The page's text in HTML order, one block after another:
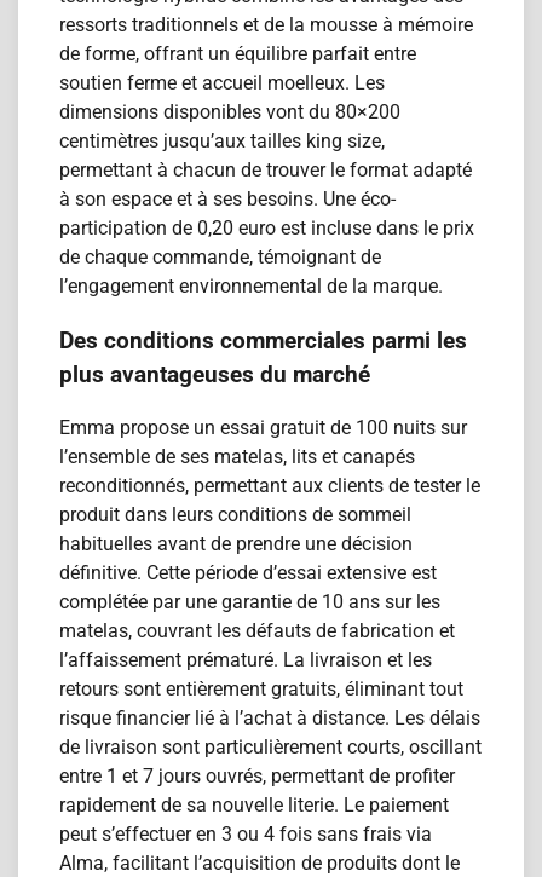
ressorts traditionnels et de la mousse à mémoire
de forme, offrant un équilibre parfait entre
soutien ferme et accueil moelleux. Les
dimensions disponibles vont du 80×200
centimètres jusqu’aux tailles king size,
permettant à chacun de trouver le format adapté
à son espace et à ses besoins. Une éco-
participation de 0,20 euro est incluse dans le prix
de chaque commande, témoignant de
l’engagement environnemental de la marque.
Des conditions commerciales parmi les
plus avantageuses du marché
Emma propose un essai gratuit de 100 nuits sur
l’ensemble de ses matelas, lits et canapés
reconditionn​és, permettant aux clients de tester le
produit dans leurs conditions de sommeil
habituelles avant de prendre une décision
définitive. Cette période d’essai extensive est
complétée par une garantie de 10 ans sur les
matelas, couvrant les défauts de fabrication et
l’affaissement prématuré. La livraison et les
retours sont entièrement gratuits, éliminant tout
risque financier lié à l’achat à distance. Les délais
de livraison sont particulièrement courts, oscillant
entre 1 et 7 jours ouvrés, permettant de profiter
rapidement de sa nouvelle literie. Le paiement
peut s’effectuer en 3 ou 4 fois sans frais via
Alma, facilitant l’acquisition de produits dont le